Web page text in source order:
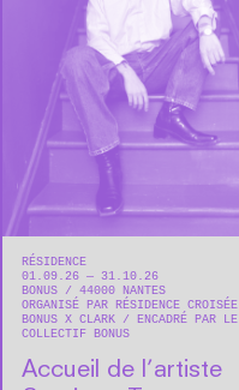
RÉSIDENCE
01.09.26 — 31.10.26
BONUS
44000 NANTES
ORGANISÉ PAR RÉSIDENCE CROISÉE
BONUS X CLARK
ENCADRÉ PAR LE
COLLECTIF BONUS
Accueil de l’artiste